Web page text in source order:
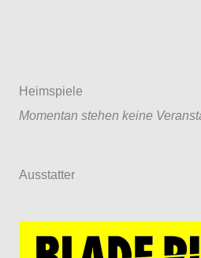
Heimspiele
Momentan stehen keine
Ausstatter